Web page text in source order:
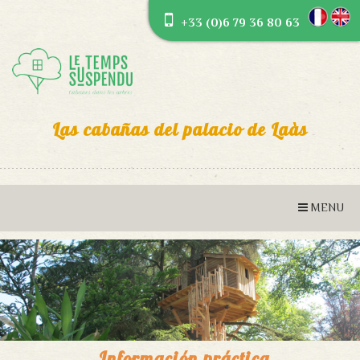
Las cabañas del palacio de Laàs
+33 (0)6 79 36 80 63